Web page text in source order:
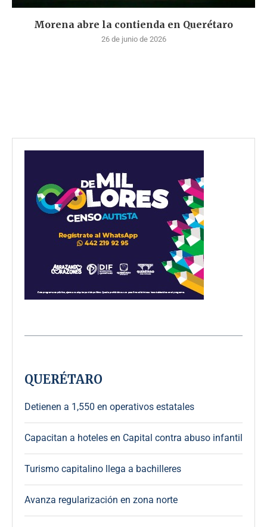
Morena abre la contienda en Querétaro
26 de junio de 2026
QUERÉTARO
Detienen a 1,550 en operativos estatales
Capacitan a hoteles en Capital contra abuso infantil
Turismo capitalino llega a bachilleres
Avanza regularización en zona norte